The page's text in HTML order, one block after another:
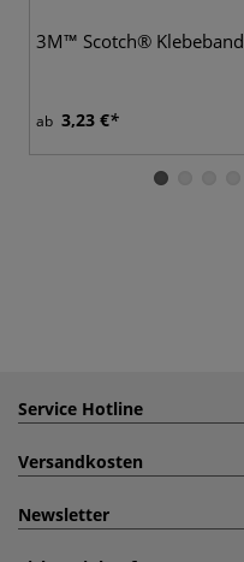
3M™ Scotch® Klebeband
ab 3,23 €
Service Hotline
Versandkosten
Newsletter